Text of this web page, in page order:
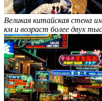
Великая китайская стена
км и возраст более двух